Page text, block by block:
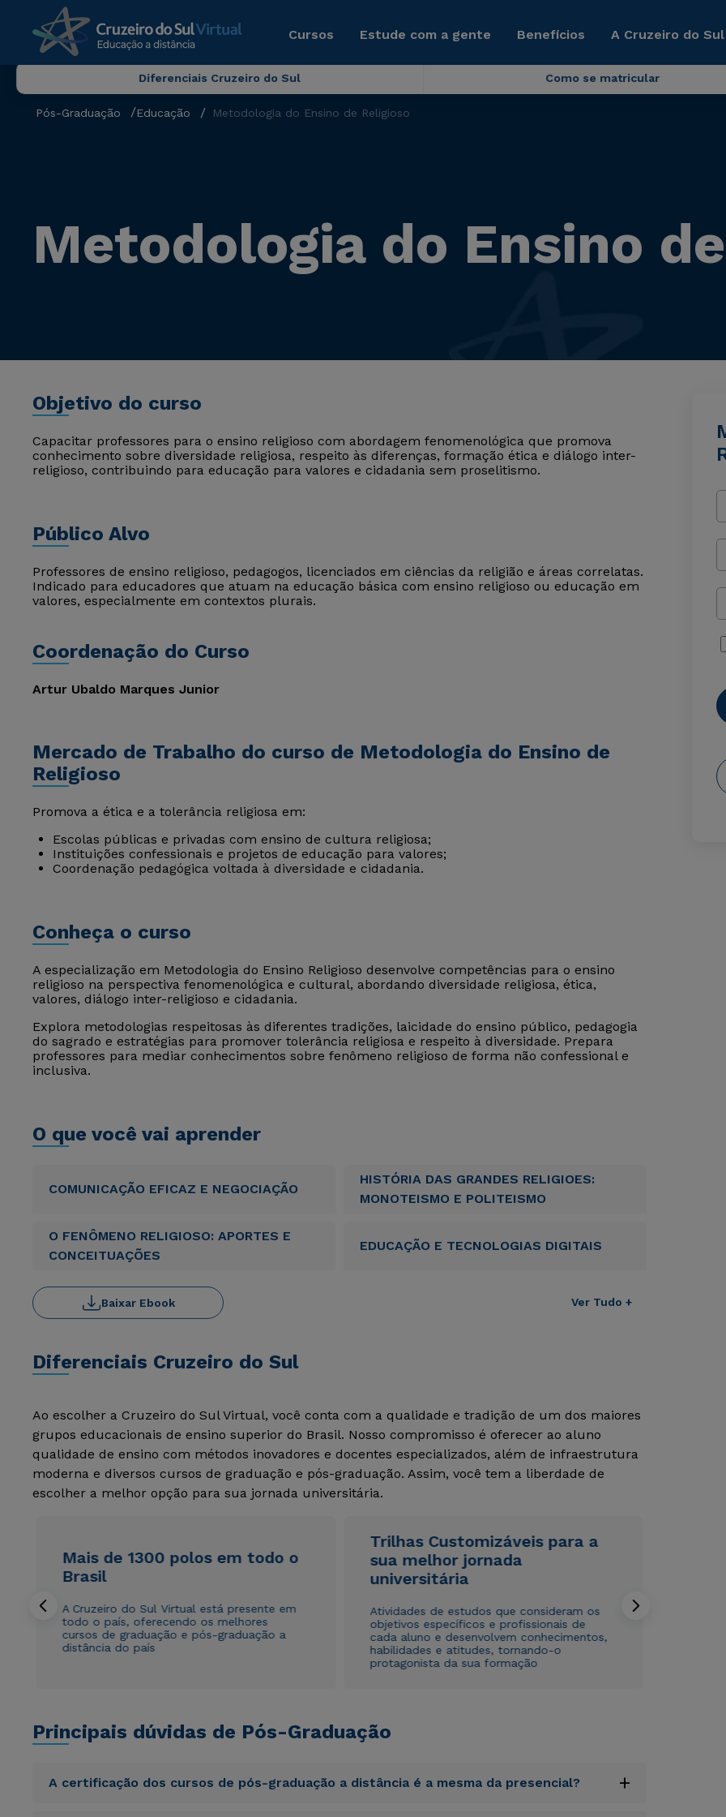
Cursos Estude com a gente Benefícios A Cruzeiro do
Diferenciais Cruzeiro do Sul Como se matricular
Pós-Graduação Educação Metodologia do Ensino de Religioso
Metodologia do Ensino
Objetivo do curso
Capacitar professores para o ensino religioso com abordagem fenomenológica que promova
conhecimento sobre diversidade religiosa, respeito às diferenças, formação ética e diálogo inter-
religioso, contribuindo para educação para valores e cidadania sem proselitismo.
Público Alvo
Professores de ensino religioso, pedagogos, licenciados em ciências da religião e áreas correlatas.
Indicado para educadores que atuam na educação básica com ensino religioso ou educação em
valores, especialmente em contextos plurais.
Coordenação do Curso
Artur Ubaldo Marques Junior
Mercado de Trabalho do curso de Metodologia do Ensino de
Religioso
Promova a ética e a tolerância religiosa em:
Escolas públicas e privadas com ensino de cultura religiosa;
Instituições confessionais e projetos de educação para valores;
Coordenação pedagógica voltada à diversidade e cidadania.
Conheça o curso
A especialização em Metodologia do Ensino Religioso desenvolve competências para o ensino
religioso na perspectiva fenomenológica e cultural, abordando diversidade religiosa, ética,
valores, diálogo inter-religioso e cidadania.
Explora metodologias respeitosas às diferentes tradições, laicidade do ensino público, pedagogia
do sagrado e estratégias para promover tolerância religiosa e respeito à diversidade. Prepara
professores para mediar conhecimentos sobre fenômeno religioso de forma não confessional e
inclusiva.
O que você vai aprender
COMUNICAÇÃO EFICAZ E NEGOCIAÇÃO
HISTÓRIA DAS GRANDES RELIGIOES:
MONOTEISMO E POLITEISMO
O FENÔMENO RELIGIOSO: APORTES E
CONCEITUAÇÕES
EDUCAÇÃO E TECNOLOGIAS DIGITAIS
Ver Tudo +
Baixar Ebook
Diferenciais Cruzeiro do Sul
Ao escolher a Cruzeiro do Sul Virtual, você conta com a qualidade e tradição de um dos maiores
grupos educacionais de ensino superior do Brasil. Nosso compromisso é oferecer ao aluno
qualidade de ensino com métodos inovadores e docentes especializados, além de infraestrutura
moderna e diversos cursos de graduação e pós-graduação. Assim, você tem a liberdade de
escolher a melhor opção para sua jornada universitária.
Mais de 1300 polos em todo o
Brasil
A Cruzeiro do Sul Virtual está presente em
todo o país, oferecendo os melhores
cursos de graduação e pós-graduação a
distância do país
Trilhas Customizáveis para a
sua melhor jornada
universitária
Atividades de estudos que consideram os
objetivos específicos e profissionais de
cada aluno e desenvolvem conhecimentos,
habilidades e atitudes, tornando-o
protagonista da sua formação
Principais dúvidas de Pós-Graduação
A certificação dos cursos de pós-graduação a distância é a mesma da presencial? +
Rápido e fácil
ou
envio de conteúdos da Cruzeiro do Sul.
Rápido e fácil
ou
envio de conteúdos da Cruzeiro do Sul.